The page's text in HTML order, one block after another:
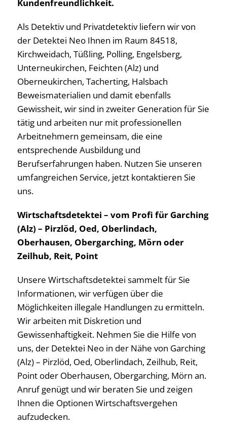
Kundenfreundlichkeit.
Als Detektiv und Privatdetektiv liefern wir von
der Detektei Neo Ihnen im Raum 84518,
Kirchweidach, Tüßling, Polling, Engelsberg,
Unterneukirchen, Feichten (Alz) und
Oberneukirchen, Tacherting, Halsbach
Beweismaterialien und damit ebenfalls
Gewissheit, wir sind in zweiter Generation für Sie
tätig und arbeiten nur mit professionellen
Arbeitnehmern gemeinsam, die eine
entsprechende Ausbildung und
Berufserfahrungen haben. Nutzen Sie unseren
umfangreichen Service, jetzt kontaktieren Sie
uns.
Wirtschaftsdetektei – vom Profi für Garching
(Alz) – Pirzlöd, Oed, Oberlindach,
Oberhausen, Obergarching, Mörn oder
Zeilhub, Reit, Point
Unsere Wirtschaftsdetektei sammelt für Sie
Informationen, wir verfügen über die
Möglichkeiten illegale Handlungen zu ermitteln.
Wir arbeiten mit Diskretion und
Gewissenhaftigkeit. Nehmen Sie die Hilfe von
uns, der Detektei Neo in der Nähe von Garching
(Alz) – Pirzlöd, Oed, Oberlindach, Zeilhub, Reit,
Point oder Oberhausen, Obergarching, Mörn an.
Anruf genügt und wir beraten Sie und zeigen
Ihnen die Optionen Wirtschaftsvergehen
aufzudecken.